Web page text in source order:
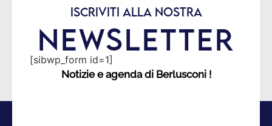
ISCRIVITI ALLA NOSTRA
NEWSLETTER
[sibwp_form id=1]
Notizie e agenda di Berlusconi !